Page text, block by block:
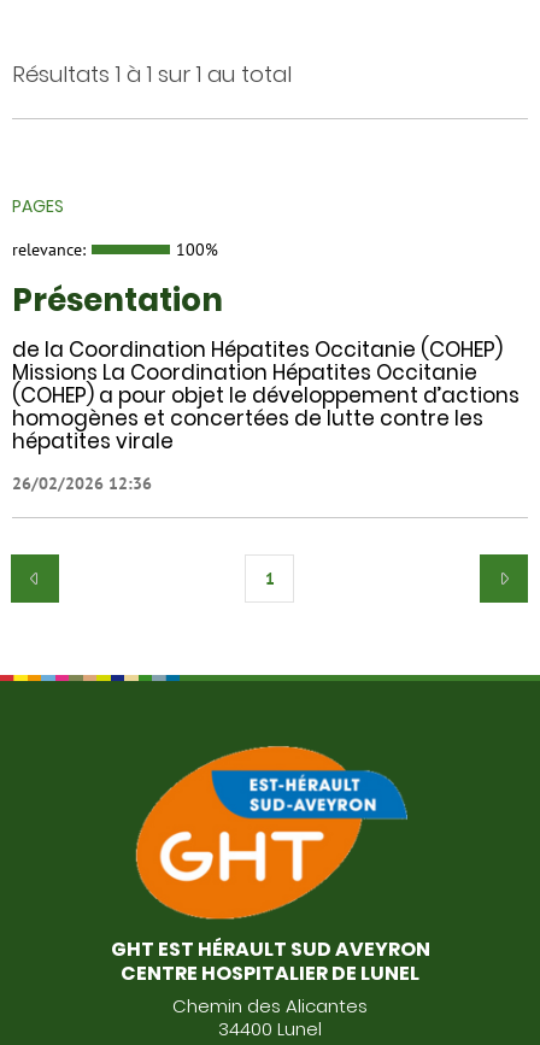
Résultats 1 à 1 sur 1 au total
PAGES
relevance: 100%
Présentation
de la Coordination Hépatites Occitanie (COHEP)
Missions La Coordination Hépatites Occitanie
(COHEP) a pour objet le développement d’actions
homogènes et concertées de lutte contre les
hépatites virale
26/02/2026 12:36
1
GHT EST HÉRAULT SUD AVEYRON
CENTRE HOSPITALIER DE LUNEL
Chemin des Alicantes
34400 Lunel